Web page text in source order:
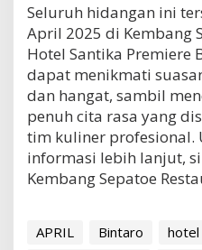
Seluruh hidangan ini
April 2025 di Kembang
Hotel Santika Premiere
dapat menikmati
dan hangat, sambil
penuh cita rasa yang
tim kuliner profesional.
informasi lebih lanjut,
Kembang Sepatoe
APRIL Bintaro hotel